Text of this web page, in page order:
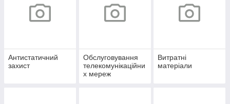
Антистатичний
захист
Обслуговування
телекомунікаційни
х мереж
Витратні
матеріали